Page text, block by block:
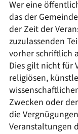
Wer eine
das der
der Zeit der
zuzulassenden
vorher schriftlich
Dies gilt nicht für
religiösen,
Zwecken oder
die
Veranstaltungen